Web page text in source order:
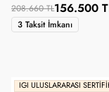
208.660 TL156.500
3 Taksit İmkanı
IGI ULUSLARARASI